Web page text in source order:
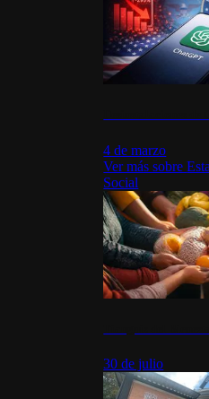
4 de marzo
Ver más sobre
Social
30 de julio